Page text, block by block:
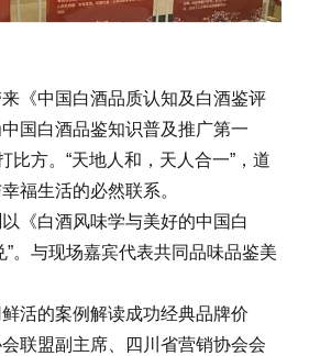
《中国白酒品质认知及白酒鉴评
国白酒品鉴知识普及推广第一
比方。“天地人和，天人合一”，道
福生活的必然联系。
以《白酒风味学与美好的中国白
”。与现场嘉宾代表共同品味品鉴美
鲜活的案例解读成功经典品牌价
联盟副主席、四川省营销协会会